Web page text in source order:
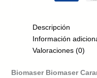
Descripción
Información
Valoraciones (0)
Biomaser Biomaser